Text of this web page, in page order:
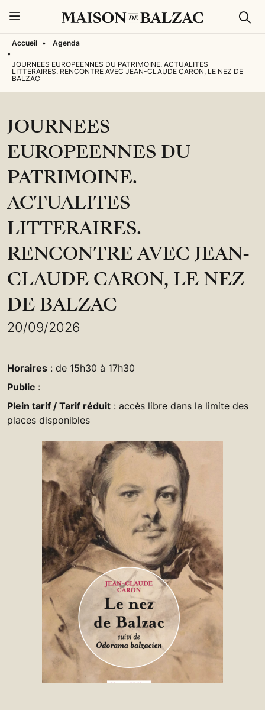
Accueil •
Agenda
•
JOURNEES EUROPEENNES DU PATRIMOINE. ACTUALITES
LITTERAIRES. RENCONTRE AVEC JEAN-CLAUDE CARON, LE NEZ DE
BALZAC
JOURNEES
EUROPEENNES DU
PATRIMOINE.
ACTUALITES
LITTERAIRES.
RENCONTRE AVEC JEAN-
CLAUDE CARON, LE NEZ
DE BALZAC
20/09/2026
Horaires : de 15h30 à 17h30
Public :
Plein tarif / Tarif réduit : accès libre dans la limite des
places disponibles